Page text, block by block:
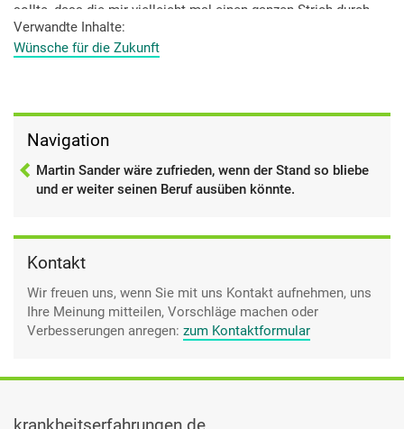
sollte, dass die mir vielleicht mal einen ganzen Strich durch
die Rechnung machen und ich könnte gar nicht mehr
arbeiten. Das wäre dann furchtbar für mich. Wobei ich gar
Verwandte Inhalte
Wünsche für die Zukunft
Navigation
Martin Sander wäre zufrieden, wenn der Stand so bliebe
und er weiter seinen Beruf ausüben könnte.
Kontakt
Wir freuen uns, wenn Sie mit uns Kontakt aufnehmen, uns
Ihre Meinung mitteilen, Vorschläge machen oder
Verbesserungen anregen: zum Kontaktformular